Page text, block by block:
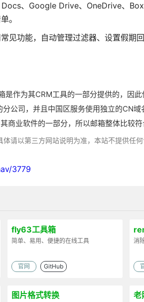
、Google Drive、OneDrive、
。
见功能，自动管理过滤器、设置假期
作为其CRM工具的一部分提供的，因此
公司，并且中国区服务使用独立的CN域
商业软件的一部分，所以邮箱整体比较符
请以第三方网站说明为准，本站不提供任
3779
fly63工具箱
简单、易用、便捷的在线工具
官网 GitHub
消
图片格式转换 老